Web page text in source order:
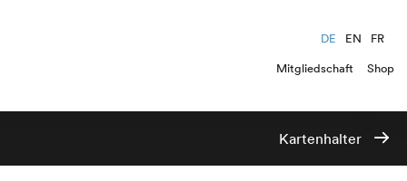
DE EN
FR
Mitgliedschaft
Shop
Kartenhalter